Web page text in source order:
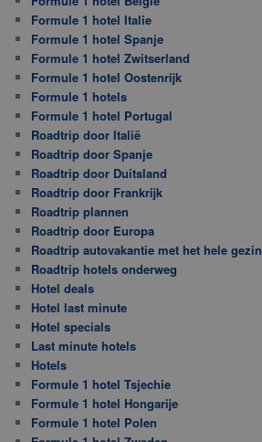
Formule 1 hotel Italie
Formule 1 hotel Spanje
Formule 1 hotel Zwitserland
Formule 1 hotel Oostenrijk
Formule 1 hotels
Formule 1 hotel Portugal
Roadtrip door Italië
Roadtrip door Spanje
Roadtrip door Duitsland
Roadtrip door Frankrijk
Roadtrip plannen
Roadtrip door Europa
Roadtrip autovakantie met het hele gezin
Roadtrip hotels onderweg
Hotel deals
Hotel last minute
Hotel specials
Last minute hotels
Hotels
Formule 1 hotel Tsjechie
Formule 1 hotel Hongarije
Formule 1 hotel Polen